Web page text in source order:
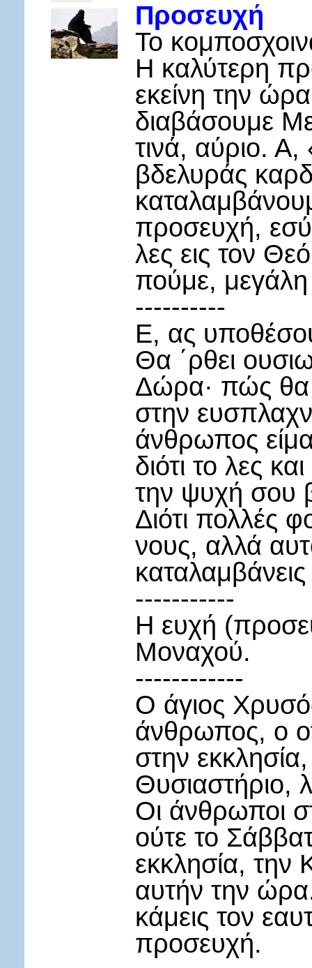
Προσευχή
Το
Η καλύτερη
εκείνη την
διαβάσουμε
τινά, αύριο.
βδελυράς
προσευχή, εσύ
λες εις τον
πούμε,
----------
Ε, ας
Θα ΄ρθει
Δώρα· πώς θα
στην
άνθρωπος
διότι το λες
την ψυχή σου
Διότι πολλές
νους, αλλά
καταλαμβάνεις
-----------
Η ευχή
Μοναχού.
------------
Ο άγιος
άνθρωπος, ο
στην
Θυσιαστήριο,
Οι άνθρωποι
ούτε το
εκκλησία, την
αυτήν την
κάμεις τον
προσευχή.